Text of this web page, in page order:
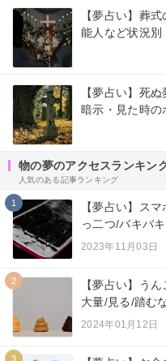
【夢占い】葬
能人など状況別
【夢占い】死
暗示・見た時の
物の夢のアクセスランキン
人気のある記事ランキング
1
【夢占い】ス
っ二つ/バキバ
2023年11月03日
2
【夢占い】う
大量/見る/踏む
2024年01月12日
3